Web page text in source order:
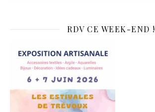
RDV CE WEEK-END !